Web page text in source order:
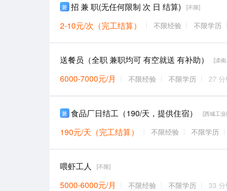
兼 招 兼 职(无任何限制 次 日 结算) [不限]
2-10元/次（完工结算） 不限经验 不限学历
送餐员（全职 兼职均可 有空就送 有补助） [滦
6000-7000元/月 不限经验 不限学历 27
兼 食品厂日结工（190/天，提供住宿） [西城工
190元/天（完工结算） 不限经验 不限学历
喂虾工人 [不限]
5000-6000元/月 不限经验 不限学历 33 分